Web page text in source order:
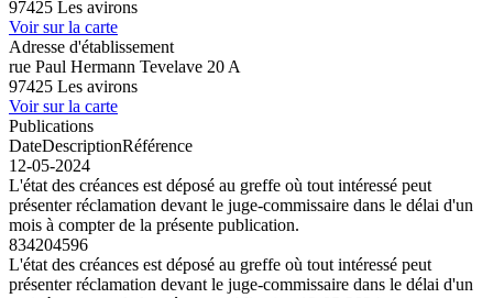
97425 Les avirons
Voir sur la carte
Adresse d'établissement
rue Paul Hermann Tevelave 20 A
97425 Les avirons
Voir sur la carte
Publications
DateDescriptionRéférence
12-05-2024
L'état des créances est déposé au greffe où tout intéressé peut
présenter réclamation devant le juge-commissaire dans le délai d'un
mois à compter de la présente publication.
834204596
L'état des créances est déposé au greffe où tout intéressé peut
présenter réclamation devant le juge-commissaire dans le délai d'un